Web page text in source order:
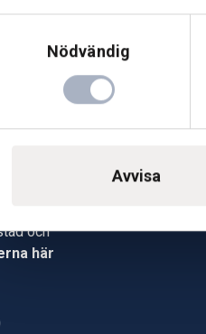
Nödvändig
Avvisa
öppettider
och
här
Butik Skövde
Butik
Robotservice